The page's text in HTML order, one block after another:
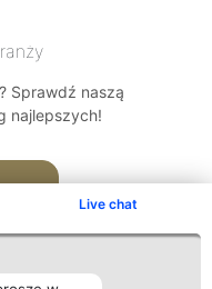
Live chat
Sprawdź naszą
najlepszych!